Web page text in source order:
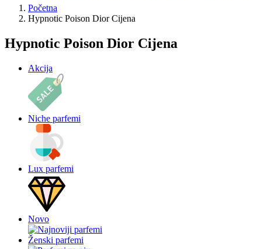
Početna
Hypnotic Poison Dior Cijena
Hypnotic Poison Dior Cijena
Akcija
Niche parfemi
Lux parfemi
Novo
Ženski parfemi